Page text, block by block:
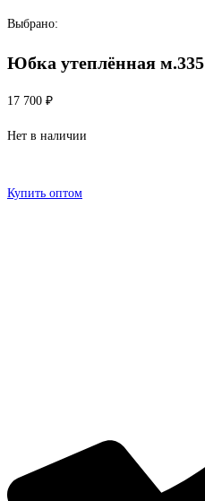
Перейти
содержимому
Выбрано:
Юбка утеплённая м.335
17 700 ₽
Нет в наличии
Купить оптом